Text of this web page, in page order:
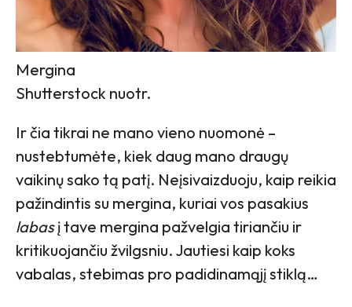
Mergina
Shutterstock nuotr.
Ir čia tikrai ne mano vieno nuomonė –
nustebtumėte, kiek daug mano draugų
vaikinų sako tą patį. Neįsivaizduoju, kaip reikia
pažindintis su mergina, kuriai vos pasakius
labasį tave mergina pažvelgia tiriančiu ir
kritikuojančiu žvilgsniu. Jautiesi kaip koks
vabalas, stebimas pro padidinamąjį stiklą…